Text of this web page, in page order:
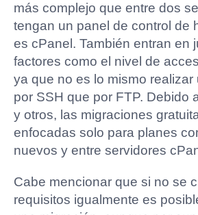
más complejo que entre dos
tengan un panel de control de
es cPanel. También entran en
factores como el nivel de
ya que no es lo mismo realizar
por SSH que por FTP. Debido
y otros, las migraciones
enfocadas solo para planes
nuevos y entre servidores
Cabe mencionar que si no se
requisitos igualmente es